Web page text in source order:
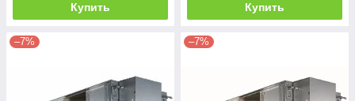
Купить Купить
–7% –7%